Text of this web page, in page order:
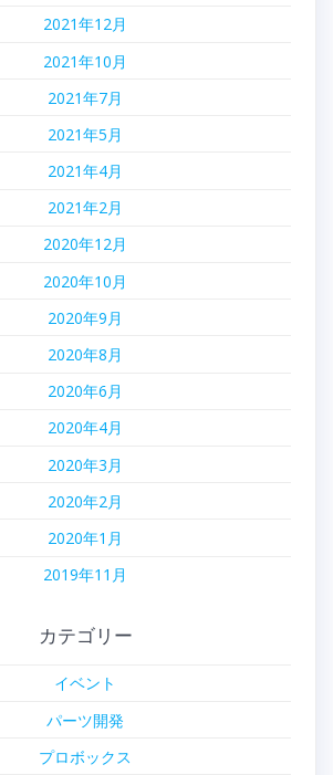
2021年12月
2021年10月
2021年7月
2021年5月
2021年4月
2021年2月
2020年12月
2020年10月
2020年9月
2020年8月
2020年6月
2020年4月
2020年3月
2020年2月
2020年1月
2019年11月
カテゴリー
イベント
パーツ開発
プロボックス